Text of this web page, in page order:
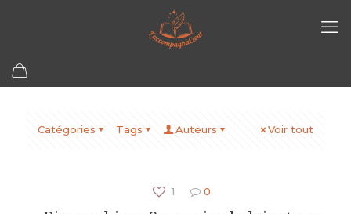
Catégories Tags Auteurs Voir tout
1 0